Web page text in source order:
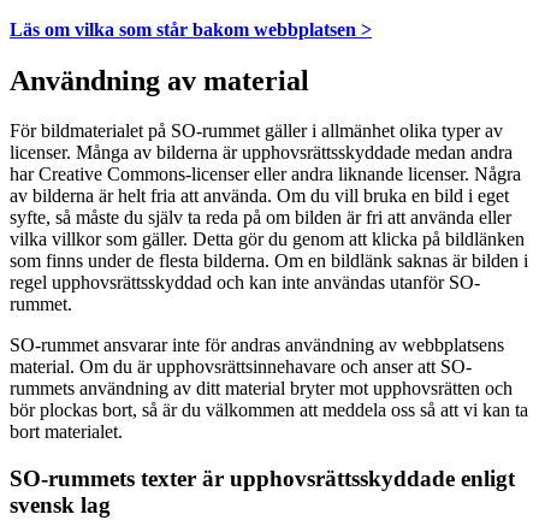
Läs om vilka som står bakom webbplatsen >
Användning av material
För bildmaterialet på SO-rummet gäller i allmänhet olika typer av
licenser. Många av bilderna är upphovsrättsskyddade medan andra
har Creative Commons-licenser eller andra liknande licenser. Några
av bilderna är helt fria att använda. Om du vill bruka en bild i eget
syfte, så måste du själv ta reda på om bilden är fri att använda eller
vilka villkor som gäller. Detta gör du genom att klicka på bildlänken
som finns under de flesta bilderna. Om en bildlänk saknas är bilden i
regel upphovsrättsskyddad och kan inte användas utanför SO-
rummet.
SO-rummet ansvarar inte för andras användning av webbplatsens
material. Om du är upphovsrättsinnehavare och anser att SO-
rummets användning av ditt material bryter mot upphovsrätten och
bör plockas bort, så är du välkommen att meddela oss så att vi kan ta
bort materialet.
SO-rummets texter är upphovsrättsskyddade enligt
svensk lag